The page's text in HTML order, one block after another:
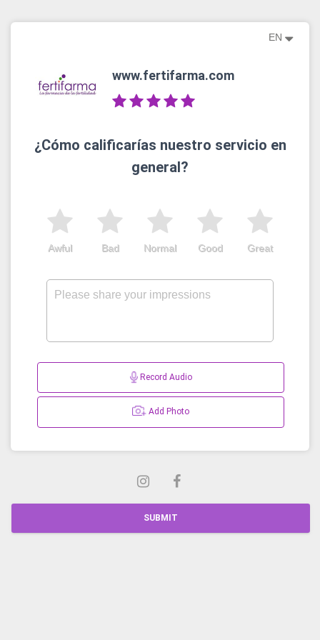
EN
www.fertifarma.com
¿Cómo calificarías nuestro servicio en
general?
Great
Good
Normal
Bad
Awful
Record Audio
Add Photo
SUBMIT